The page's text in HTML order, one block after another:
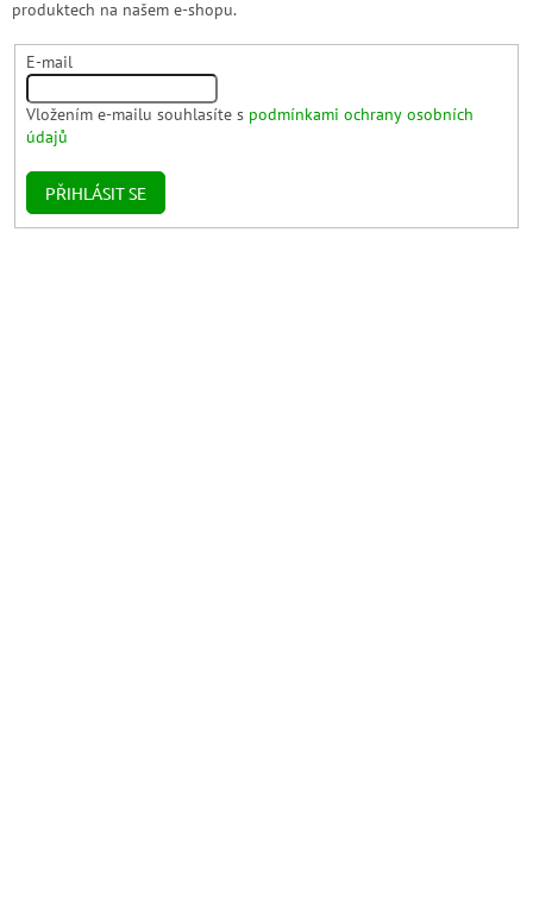
produktech na našem e-shopu.
E-mail
Vložením e-mailu souhlasíte s podmínkami ochrany osobních
údajů
PŘIHLÁSIT SE